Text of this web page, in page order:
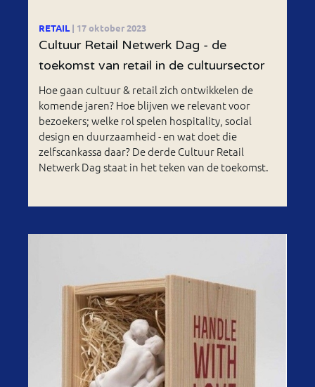
RETAIL | 17 oktober 2023
Cultuur Retail Netwerk Dag - de
toekomst van retail in de cultuursector
Hoe gaan cultuur & retail zich ontwikkelen de
komende jaren? Hoe blijven we relevant voor
bezoekers; welke rol spelen hospitality, social
design en duurzaamheid - en wat doet die
zelfscankassa daar? De derde Cultuur Retail
Netwerk Dag staat in het teken van de toekomst.